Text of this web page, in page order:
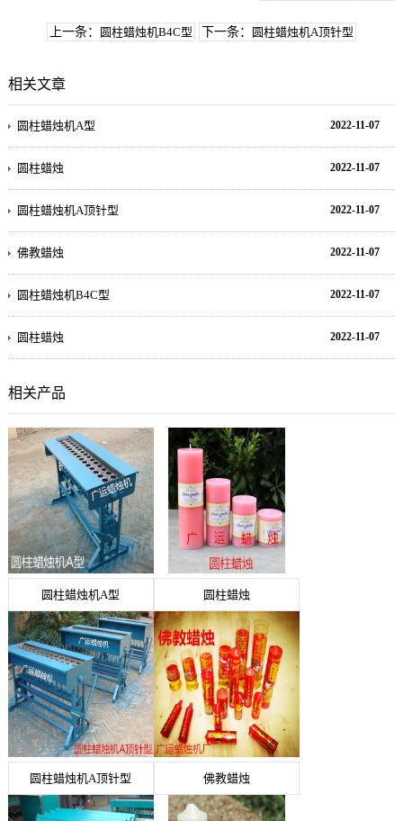
上一条： 圆柱蜡烛机B4C型 下一条： 圆柱蜡烛机A顶针型
相关文章
2022-11-07
圆柱蜡烛机A型
2022-11-07
圆柱蜡烛
2022-11-07
圆柱蜡烛机A顶针型
2022-11-07
佛教蜡烛
2022-11-07
圆柱蜡烛机B4C型
2022-11-07
圆柱蜡烛
相关产品
圆柱蜡烛机A型 圆柱蜡烛
圆柱蜡烛机A顶针型 佛教蜡烛